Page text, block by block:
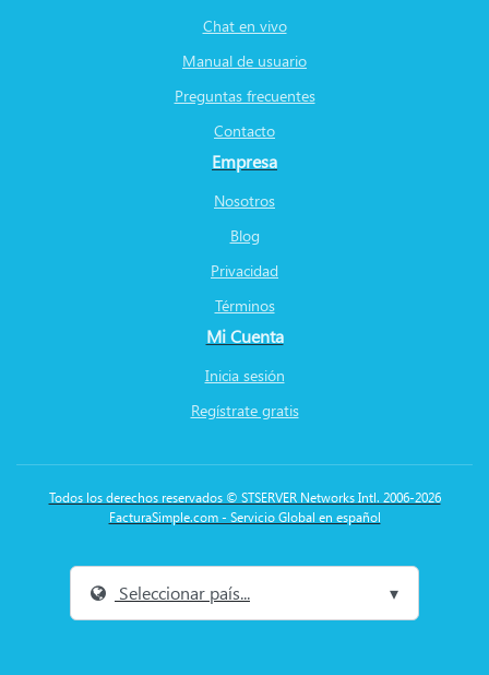
Chat en vivo
Manual de usuario
Preguntas frecuentes
Contacto
Empresa
Nosotros
Blog
Privacidad
Términos
Mi Cuenta
Inicia sesión
Regístrate gratis
Todos los derechos reservados © STSERVER Networks Intl. 2006-2026
FacturaSimple.com - Servicio Global en español
Seleccionar país... ▾